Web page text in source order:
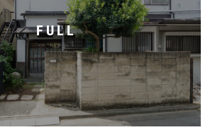
FULL